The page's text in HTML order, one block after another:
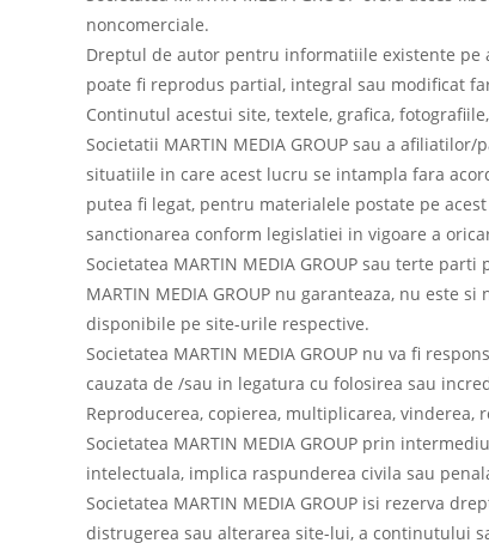
noncomerciale.
Dreptul de autor pentru informatiile existente pe
poate fi reprodus partial, integral sau modificat
Continutul acestui site, textele, grafica,
Societatii MARTIN MEDIA GROUP sau a
situatiile in care acest lucru se intampla fara
putea fi legat, pentru materialele postate pe
sanctionarea conform legislatiei in vigoare a
Societatea MARTIN MEDIA GROUP sau terte
MARTIN MEDIA GROUP nu garanteaza, nu
disponibile pe site-urile respective.
Societatea MARTIN MEDIA GROUP nu va fi
cauzata de /sau in legatura cu folosirea sau
Reproducerea, copierea, multiplicarea,
Societatea MARTIN MEDIA GROUP prin
intelectuala, implica raspunderea civila sau
Societatea MARTIN MEDIA GROUP isi rezerva
distrugerea sau alterarea site-lui, a continutului